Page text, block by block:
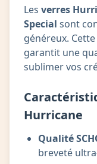
Les verres
Special sont
généreux.
garantit une
sublimer vos
Hurricane
Qualité
breveté